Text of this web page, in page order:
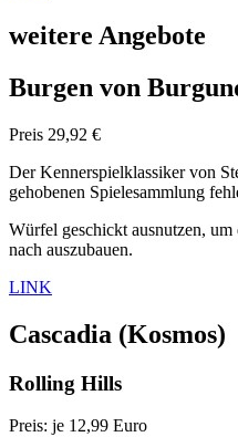
weitere Angebote
Burgen von
Preis 29,92 €
Der Kennerspielklassiker von
gehobenen Spielesammlung
Würfel geschickt ausnutzen,
nach auszubauen.
LINK
Cascadia (Kosmos)
Rolling Hills
Preis: je 12,99 Euro